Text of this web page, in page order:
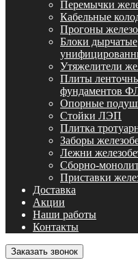
Перемычки
Кабельные
Прогоны
Блоки дырчатые
Утяжелители
Плиты
фундаментов
Опорные
Стойки ЛЭП
Плитка
Заборы
Лежни
Сборно-
Приставки
Доставка
Акции
Наши работы
Контакты
Заказать звонок